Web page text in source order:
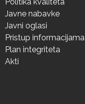
Javne nabavke
Javni oglasi
Pristup informacijama
Plan integriteta
Akti